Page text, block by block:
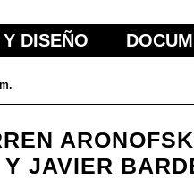
DISEÑO
JAVIER